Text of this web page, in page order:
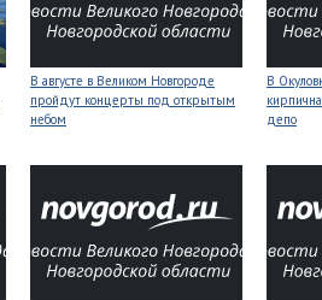
В августе в Великом Новгороде
пройдут концерты под открытым
небом
В
депо